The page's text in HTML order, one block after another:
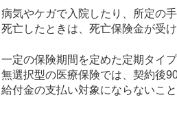
病気やケガで入院したり、所定の
死亡したときは、死亡保険金が受
一定の保険期間を定めた定期タイ
無選択型の医療保険では、契約後
給付金の支払い対象にならないこと